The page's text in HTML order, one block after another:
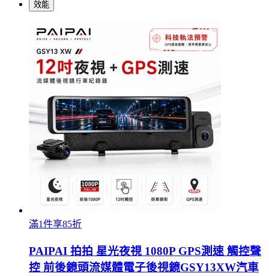
效能
滿1件享85折
PAIPAI 拍拍 星光夜視 1080P GPS測速 觸控聲
控 前後鏡頭流媒體電子後視鏡GSY13XW汽車